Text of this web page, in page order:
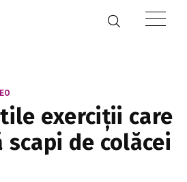
exerciții care
de colăcei